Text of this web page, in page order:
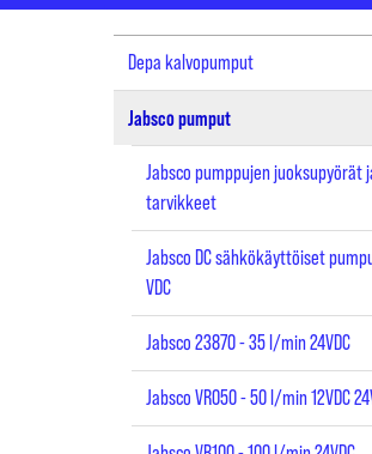
Depa kalvopumput
Jabsco pumput
Jabsco pumppujen juoksupyörät
tarvikkeet
Jabsco DC sähkökäyttöiset
VDC
Jabsco 23870 - 35 l/min 24VDC
Jabsco VR050 - 50 l/min 12VDC